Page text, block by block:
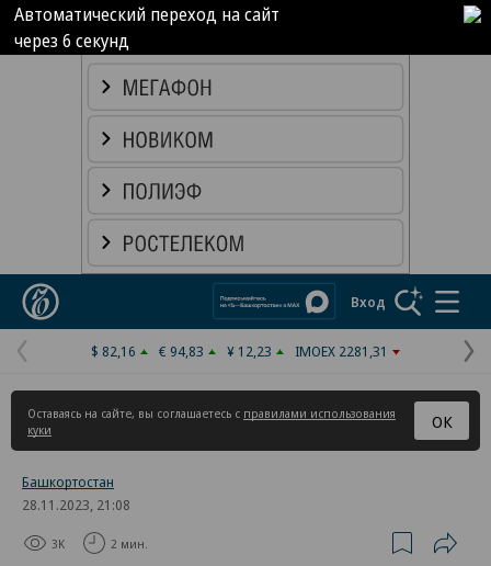
Автоматический переход на сайт
через5 секунд
Реклама в «Ъ» www.kommersant.ru/ad
Вход
Предыдущая
страница
$ 82,16 € 94,83 ¥ 12,23 IMOEX 2281,31
Оставаясь на сайте, вы соглашаетесь с правилами использования
куки
ОК
Башкортостан
28.11.2023, 21:08
3K 2 мин.